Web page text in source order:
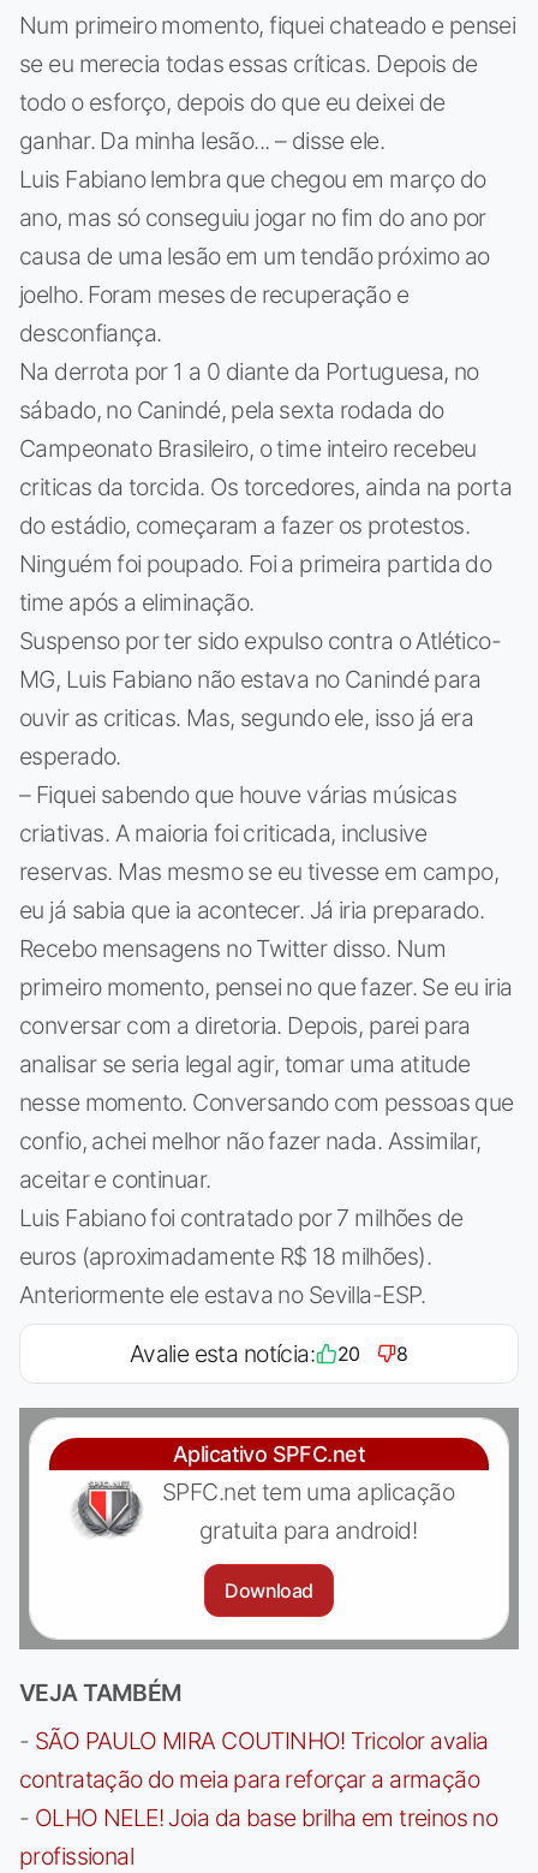
Num primeiro momento, fiquei chateado e pensei
se eu merecia todas essas críticas. Depois de
todo o esforço, depois do que eu deixei de
ganhar. Da minha lesão... – disse ele.
Luis Fabiano lembra que chegou em março do
ano, mas só conseguiu jogar no fim do ano por
causa de uma lesão em um tendão próximo ao
joelho. Foram meses de recuperação e
desconfiança.
Na derrota por 1 a 0 diante da Portuguesa, no
sábado, no Canindé, pela sexta rodada do
Campeonato Brasileiro, o time inteiro recebeu
criticas da torcida. Os torcedores, ainda na porta
do estádio, começaram a fazer os protestos.
Ninguém foi poupado. Foi a primeira partida do
time após a eliminação.
Suspenso por ter sido expulso contra o Atlético-
MG, Luis Fabiano não estava no Canindé para
ouvir as criticas. Mas, segundo ele, isso já era
esperado.
– Fiquei sabendo que houve várias músicas
criativas. A maioria foi criticada, inclusive
reservas. Mas mesmo se eu tivesse em campo,
eu já sabia que ia acontecer. Já iria preparado.
Recebo mensagens no Twitter disso. Num
primeiro momento, pensei no que fazer. Se eu iria
conversar com a diretoria. Depois, parei para
analisar se seria legal agir, tomar uma atitude
nesse momento. Conversando com pessoas que
confio, achei melhor não fazer nada. Assimilar,
aceitar e continuar.
Luis Fabiano foi contratado por 7 milhões de
euros (aproximadamente R$ 18 milhões).
Anteriormente ele estava no Sevilla-ESP.
Avalie esta notícia: 20 8
Aplicativo SPFC.net
SPFC.net tem uma aplicação
gratuita para android!
Download
VEJA TAMBÉM
- SÃO PAULO MIRA COUTINHO! Tricolor avalia
contratação do meia para reforçar a armação
- OLHO NELE! Joia da base brilha em treinos no
profissional